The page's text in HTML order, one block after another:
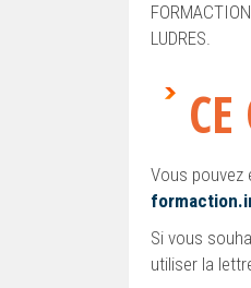
LUDRES.
Vous pouvez
Si vous
utiliser la